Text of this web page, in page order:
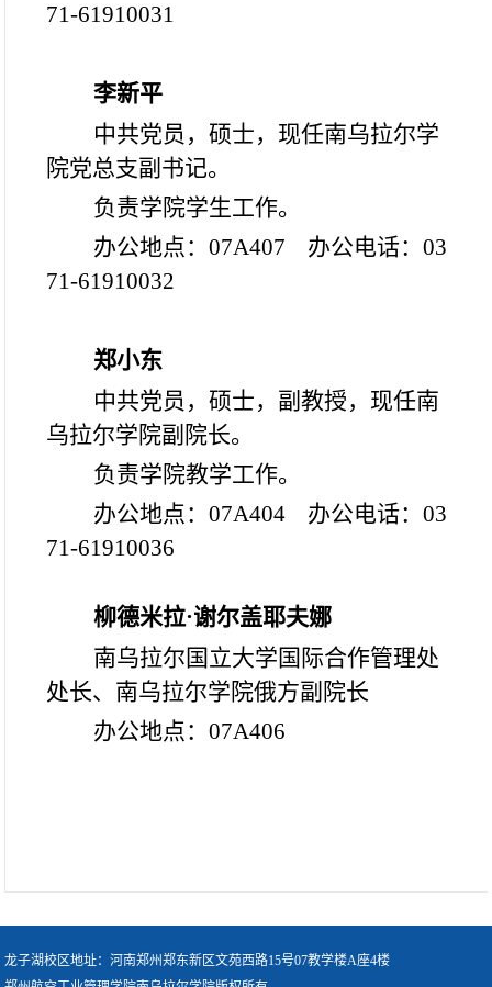
71-61910031
李新平
中共党员，硕士，现任南乌拉尔学
院党总支副书记。
负责学院学生工作。
办公地点：07A407 办公电话：03
71-61910032
郑小东
中共党员，硕士，副教授，现任南
乌拉尔学院副院长。
负责学院教学工作。
办公地点：07A404 办公电话：03
71-61910036
柳德米拉·谢尔盖耶夫娜
南乌拉尔国立大学国际合作管理处
处长、 南乌拉尔学院俄方副院长
办公地点：07A406
龙子湖校区地址：河南郑州郑东新区文苑西路15号07教学楼A座4楼